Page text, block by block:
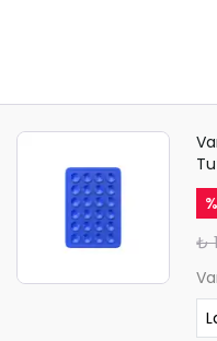
%
₺
Ödeme ekranı
Lütfen
sekmesinden